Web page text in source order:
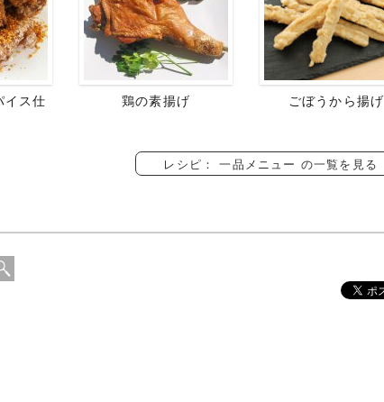
イス仕
鶏の素揚げ ごぼうから揚げ
レシピ： 一品メニュー の一覧を見る